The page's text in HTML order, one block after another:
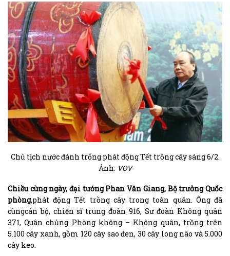
Chủ tịch nước đánh trống phát động Tết trồng cây sáng 6/2.
Ảnh: VOV
Chiều cùng ngày, đại tướng Phan Văn Giang, Bộ trưởng Quốc
phòng,phát động Tết trồng cây trong toàn quân. Ông đã
cùngcán bộ, chiến sĩ trung đoàn 916, Sư đoàn Không quân
371, Quân chủng Phòng không – Không quân, trồng trên
5.100 cây xanh, gồm 120 cây sao đen, 30 cây long não và 5.000
cây keo.